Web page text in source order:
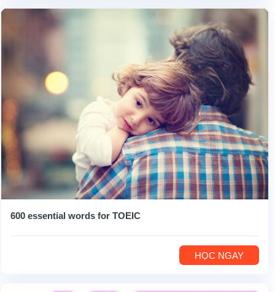
600 essential words for TOEIC
HỌC NGAY